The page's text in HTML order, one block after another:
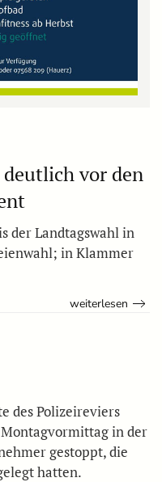
vor den
der Landtagswahl in
in Klammer
weiterlesen
des Polizeireviers
in der
gestoppt, die
hatten.